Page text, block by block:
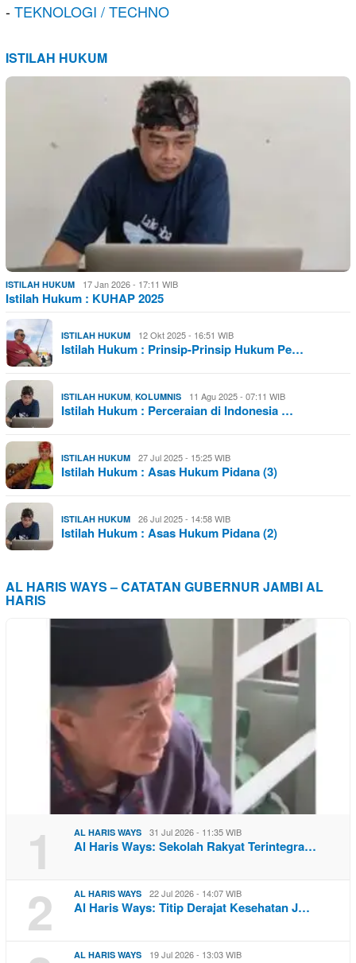
-TEKNOLOGI / TECHNO
ISTILAH HUKUM
ISTILAH HUKUM 17 Jan 2026 - 17:11 WIB
Istilah Hukum : KUHAP 2025
ISTILAH HUKUM 12 Okt 2025 - 16:51 WIB
Istilah Hukum : Prinsip-Prinsip Hukum Pe…
ISTILAH HUKUM KOLUMNIS 11 Agu 2025 - 07:11 WIB
Istilah Hukum : Perceraian di Indonesia …
ISTILAH HUKUM 27 Jul 2025 - 15:25 WIB
Istilah Hukum : Asas Hukum Pidana (3)
ISTILAH HUKUM 26 Jul 2025 - 14:58 WIB
Istilah Hukum : Asas Hukum Pidana (2)
AL HARIS WAYS – CATATAN GUBERNUR JAMBI AL
HARIS
1 AL HARIS WAYS 31 Jul 2026 - 11:35 WIB
Al Haris Ways: Sekolah Rakyat Terintegra…
2 AL HARIS WAYS 22 Jul 2026 - 14:07 WIB
Al Haris Ways: Titip Derajat Kesehatan J…
AL HARIS WAYS 19 Jul 2026 - 13:03 WIB